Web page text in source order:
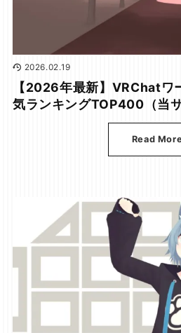
2026.02.19
【2026年最新】VRChat
気ランキングTOP400（当
Read